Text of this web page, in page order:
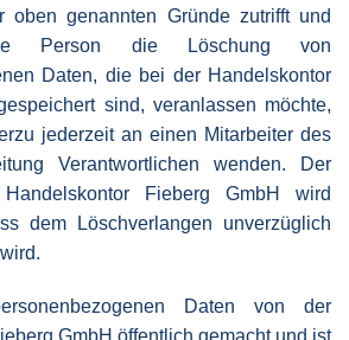
oben genannten Gründe zutrifft und
Person die Löschung von
Daten, die bei der Handelskontor
sind, veranlassen möchte,
jederzeit an einen Mitarbeiter des
Verantwortlichen wenden. Der
Fieberg GmbH wird
dem Löschverlangen unverzüglich
Daten von der